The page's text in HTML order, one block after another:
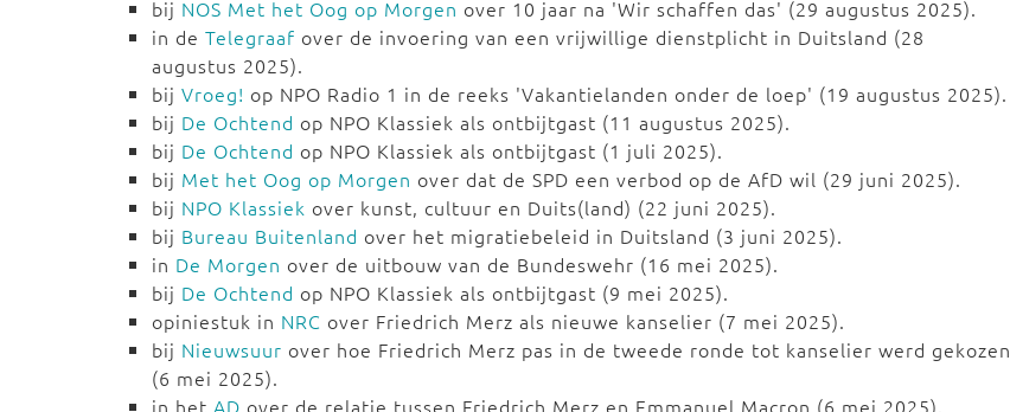
bij NOS Met het Oog op Morgen over 10 jaar na 'Wir schaffen das' (29 augustus 2025).
in de Telegraaf over de invoering van een vrijwillige dienstplicht in Duitsland (28
augustus 2025).
bij Vroeg! op NPO Radio 1 in de reeks 'Vakantielanden onder de loep' (19 augustus 2025).
bij De Ochtend op NPO Klassiek als ontbijtgast (11 augustus 2025).
bij De Ochtend op NPO Klassiek als ontbijtgast (1 juli 2025).
bij Met het Oog op Morgen over dat de SPD een verbod op de AfD wil (29 juni 2025).
bij NPO Klassiek over kunst, cultuur en Duits(land) (22 juni 2025).
bij Bureau Buitenland over het migratiebeleid in Duitsland (3 juni 2025).
in De Morgen over de uitbouw van de Bundeswehr (16 mei 2025).
bij De Ochtend op NPO Klassiek als ontbijtgast (9 mei 2025).
opiniestuk in NRC over Friedrich Merz als nieuwe kanselier (7 mei 2025).
bij Nieuwsuur over hoe Friedrich Merz pas in de tweede ronde tot kanselier werd gekozen
(6 mei 2025).
in het AD over de relatie tussen Friedrich Merz en Emmanuel Macron (6 mei 2025).